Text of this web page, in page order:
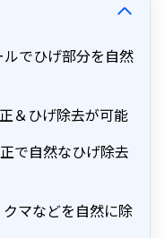
でひげ部分を自然
＆ひげ除去が可能
で自然なひげ除去
マなどを自然に除